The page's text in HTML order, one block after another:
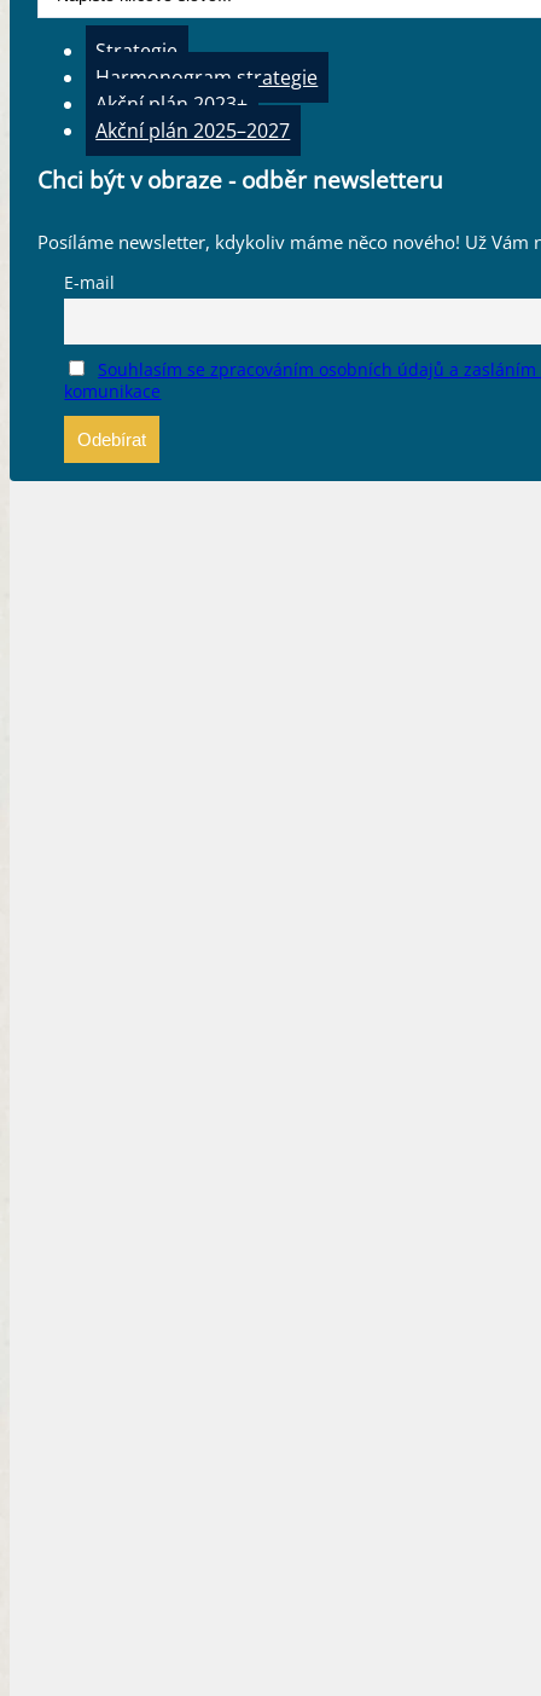
Strategie
Harmonogram strategie
Akční plán 2023+
Akční plán 2025–2027
Chci být v obraze - odběr newsletteru
Posíláme newsletter, kdykoliv máme něco nového! Už Vám
E-mail
Souhlasím se zpracováním osobních údajů a
komunikace
Vytvoření webu, který bude informovat o dotačních
1 x ročně školení na fundraising – tipy z praxe (jak jednat s
Oblast
3 DYNAMICKÁ KULTURNÍ A KREATIVNÍ ODVĚTVÍ
Bohaté zdroje a kapacity pro podporu kulturních a
Opatření
8.1.,9.2.,10.1.,13.1.
AP2022,Cíl 11,fundraising,investiční,know-how,Oblast 3 ,